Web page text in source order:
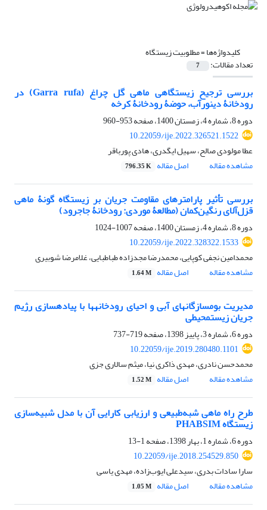
کلیدواژه‌ها =مطلوبیت زیستگاه
تعداد مقالات: 7
بررسی ترجیح زیستگاهی ماهی گل چراغ (Garra rufa) در
رودخانۀ دینورآب، حوضۀ رودخانۀ کرخه
دوره 8، شماره 4، زمستان 1400، صفحه
953-960
10.22059/ije.2022.326521.1522
عطا مولودی صالح، سهیل ایگدری، هادی پورباقر
مشاهده مقاله
اصل مقاله 796.35 K
بررسی تأثیر پارامتر‌های مقاومت جریان بر زیستگاه گونۀ ماهی
قزل‌آلای رنگین‌کمان (مطالعۀ موردی: رودخانۀ جاجرود)
دوره 8، شماره 4، زمستان 1400، صفحه
1007-1024
10.22059/ije.2022.328322.1533
محمدامین نجفی کوپایی، محمدرضا مجدزاده طباطبایی، غلامرضا شوبیری
مشاهده مقاله
اصل مقاله 1.64 M
مدیریت ‏بوم‏سازگان‏های آبی و احیای رودخانه‏ها با پیاده‏سازی رژیم
جریان زیست‏محیطی
دوره 6، شماره 3، پاییز 1398، صفحه
719-737
10.22059/ije.2019.280480.1101
محمدحسن نادری، مهدی ذاکری نیا، میثم سالاری جزی
مشاهده مقاله
اصل مقاله 1.52 M
طرح راه ماهی شبه‌طبیعی و ارزیابی کارایی آن با مدل شبیه‌سازی
زیستگاه PHABSIM
دوره 6، شماره 1، بهار 1398، صفحه
1-13
10.22059/ije.2018.254529.850
سارا سادات بدری، سیدعلی ایوب‌زاده، مهدی یاسی
مشاهده مقاله
اصل مقاله 1.05 M